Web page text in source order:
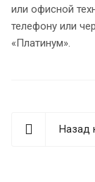
или офисной
телефону или
«Платинум».
Назад